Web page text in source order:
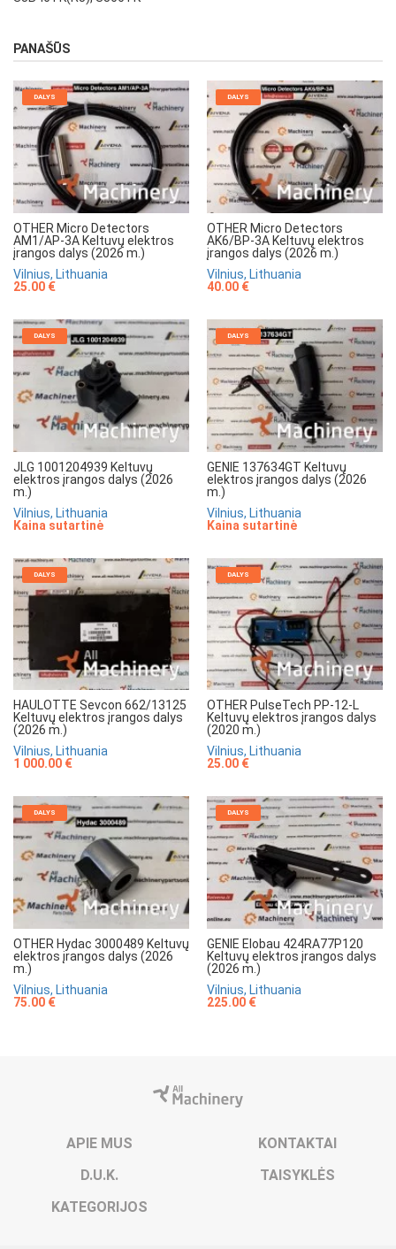
PANAŠŪS
DALYS
OTHER Micro Detectors
AM1/AP-3A Keltuvų elektros
įrangos dalys (2026 m.)
Vilnius, Lithuania
25.00 €
DALYS
OTHER Micro Detectors
AK6/BP-3A Keltuvų elektros
įrangos dalys (2026 m.)
Vilnius, Lithuania
40.00 €
DALYS
JLG 1001204939 Keltuvų
elektros įrangos dalys (2026
m.)
Vilnius, Lithuania
Kaina sutartinė
DALYS
GENIE 137634GT Keltuvų
elektros įrangos dalys (2026
m.)
Vilnius, Lithuania
Kaina sutartinė
DALYS
HAULOTTE Sevcon 662/13125
Keltuvų elektros įrangos dalys
(2026 m.)
Vilnius, Lithuania
1 000.00 €
DALYS
OTHER PulseTech PP-12-L
Keltuvų elektros įrangos dalys
(2020 m.)
Vilnius, Lithuania
25.00 €
DALYS
OTHER Hydac 3000489 Keltuvų
elektros įrangos dalys (2026
m.)
Vilnius, Lithuania
75.00 €
DALYS
GENIE Elobau 424RA77P120
Keltuvų elektros įrangos dalys
(2026 m.)
Vilnius, Lithuania
225.00 €
APIE MUS
KONTAKTAI
D.U.K.
TAISYKLĖS
KATEGORIJOS